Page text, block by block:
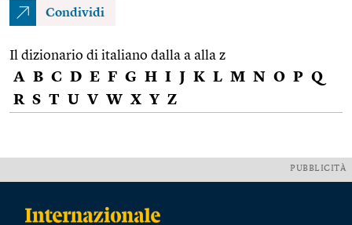
Condividi
Il dizionario di italiano dalla a alla z
A B C D E F G H I J K L M N O P Q
R S T U V W X Y Z
PUBBLICITÀ